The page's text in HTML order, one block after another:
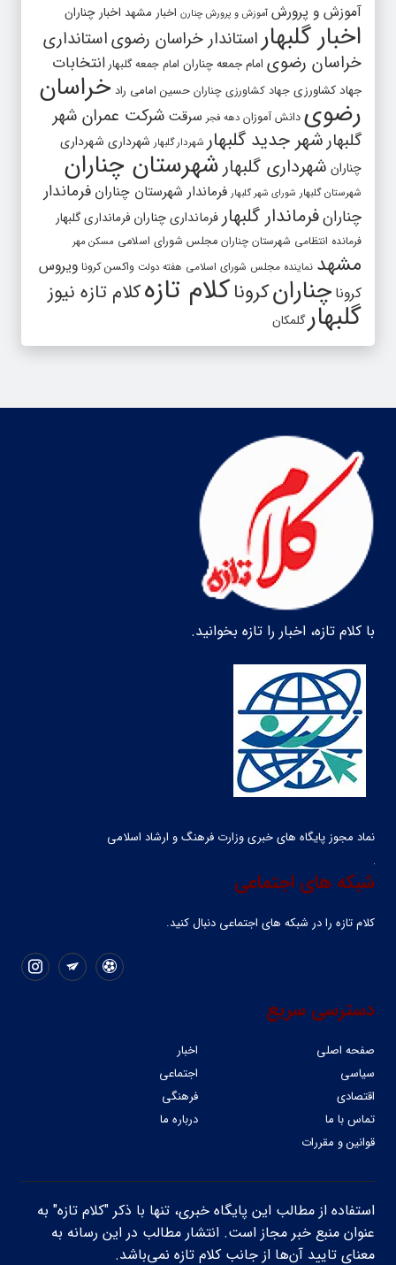
آموزش و پرورش آموزش و پرورش چنارن اخبار مشهد اخبار چناران
اخبار گلبهار استاندار خراسان رضویاستانداری
خراسان رضوی امام جمعه چناران امام جمعه گلبهار انتخابات
جهاد کشاورزی جهاد کشاورزی چناران حسین امامی راد خراسان
رضوی دانش آموزان دهه فجر سرقت شرکت عمران شهر
گلبهار شهر جدید گلبهار شهردار گلبهار شهرداری شهرداری
چناران شهرداری گلبهار شهرستان چناران
شهرستان گلبهار شورای شهر گلبهار فرماندار شهرستان چناران فرماندار
چنارانفرماندار گلبهار فرمانداری چناران فرمانداری گلبهار
فرمانده انتظامی شهرستان چناران مجلس شورای اسلامی مسکن مهر
مشهد نماینده مجلس شورای اسلامی هفته دولت واکسن کرونا ویروس
کرونا چنارانکروناکلام تازهکلام تازه نیوز
گلبهار گلمکان
با کلام تازه، اخبار را تازه بخوانید.
نماد مجوز پایگاه های خبری وزارت فرهنگ و ارشاد اسلامی
شبکه های اجتماعی
کلام تازه را در شبکه ‌های اجتماعی دنبال کنید.
دسترسی سریع
صفحه اصلی
اخبار
سیاسی
اجتماعی
اقتصادی
فرهنگی
تماس با ما
درباره ما
قوانین و مقررات
استفاده از مطالب این پایگاه خبری، تنها با ذکر "کلام تازه" به
عنوان منبع خبر مجاز است. انتشار مطالب در این رسانه به
معنای تایید آن‌ها از جانب کلام تازه نمی‌باشد.